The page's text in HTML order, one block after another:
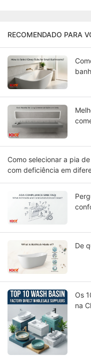
RECOMENDADO PARA
Como selecionar a pia
com deficiência em
De
Os
na